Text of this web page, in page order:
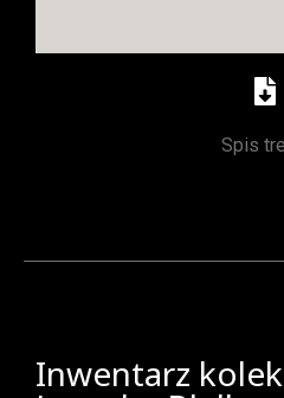
Spis
Inwentarz